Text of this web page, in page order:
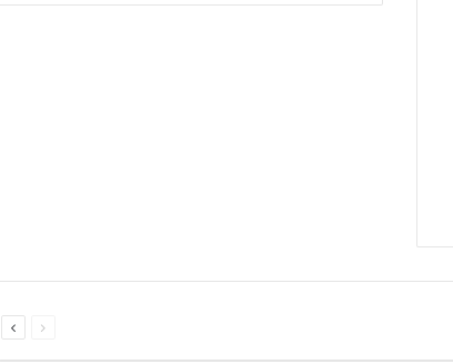
الصفحةالصفحة